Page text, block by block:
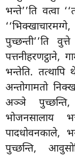
भन्ते’’ति वत्वा
पुच्छन्ती’’ति वुत्ते
पत्तनीहरणट्ठाने,
भन्तेति. तत्थापि
अन्तोगामतो
अञ्ञे पुच्छन्ति,
भोजनसालाय
पादधोवनकाले,
पुच्छन्ति,